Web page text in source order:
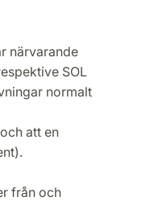
närvarande
SOL
normalt
att en
från och